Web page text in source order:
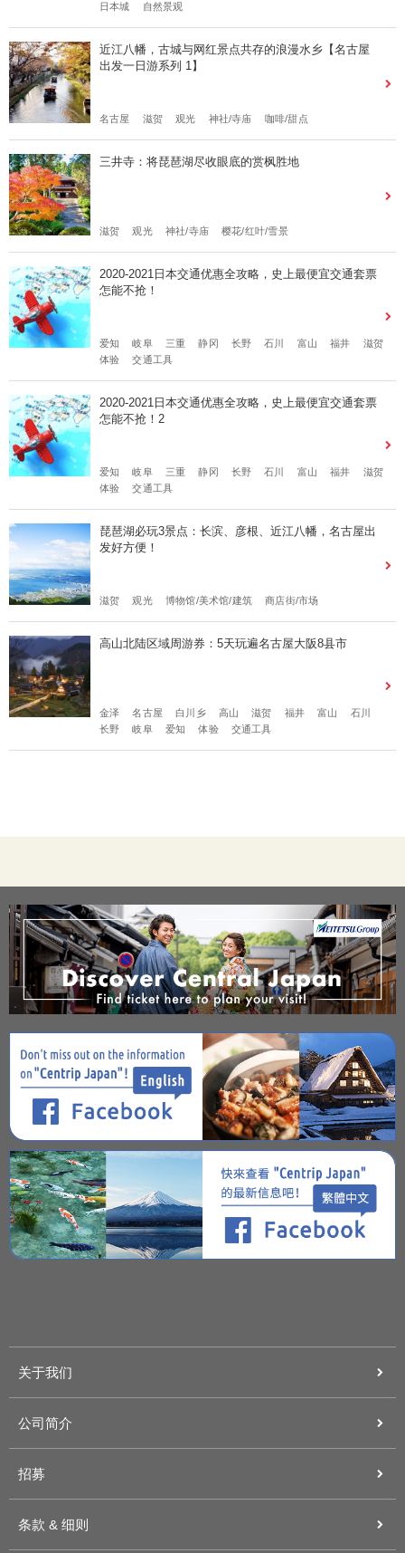
日本城
自然景观
近江八幡，古城与网红景点共存的浪漫水乡【名古屋
出发一日游系列 1】
名古屋 滋贺 观光 神社/寺庙 咖啡/甜点
三井寺：将琵琶湖尽收眼底的赏枫胜地
滋贺 观光 神社/寺庙 樱花/红叶/雪景
2020-2021日本交通优惠全攻略，史上最便宜交通套票
怎能不抢！
爱知 岐阜 三重 静冈 长野 石川 富山 福井
滋贺
体验
交通工具
2020-2021日本交通优惠全攻略，史上最便宜交通套票
怎能不抢！2
爱知 岐阜 三重 静冈 长野 石川 富山 福井
滋贺
体验
交通工具
琵琶湖必玩3景点：长滨、彦根、近江八幡，名古屋出
发好方便！
滋贺 观光 博物馆/美术馆/建筑 商店街/市场
高山北陆区域周游券：5天玩遍名古屋大阪8县市
金泽 名古屋 白川乡 高山 滋贺 福井 富山
石川
长野
岐阜 爱知 体验 交通工具
关于我们
公司简介
招募
条款 & 细则